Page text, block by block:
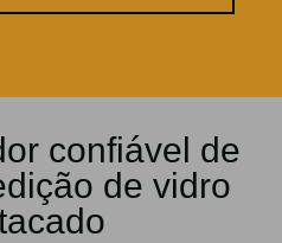
confiável de
de vidro